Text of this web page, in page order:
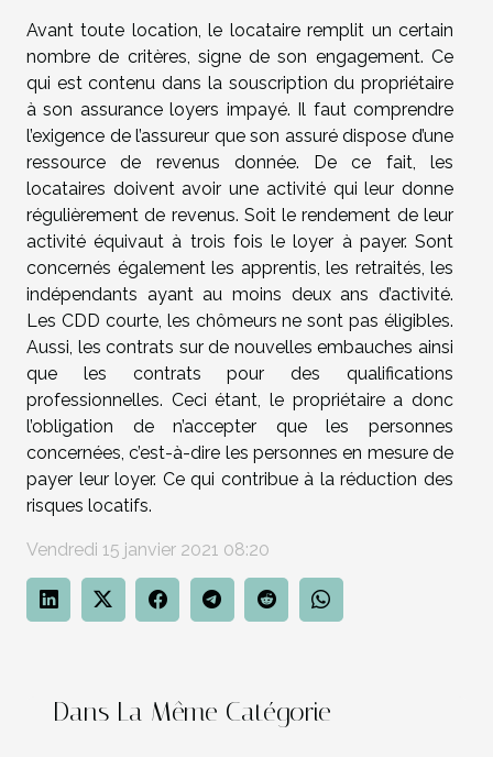
Avant toute location, le locataire remplit un certain
nombre de critères, signe de son engagement. Ce
qui est contenu dans la souscription du propriétaire
à son assurance loyers impayé. Il faut comprendre
l’exigence de l’assureur que son assuré dispose d’une
ressource de revenus donnée. De ce fait, les
locataires doivent avoir une activité qui leur donne
régulièrement de revenus. Soit le rendement de leur
activité équivaut à trois fois le loyer à payer. Sont
concernés également les apprentis, les retraités, les
indépendants ayant au moins deux ans d’activité.
Les CDD courte, les chômeurs ne sont pas éligibles.
Aussi, les contrats sur de nouvelles embauches ainsi
que les contrats pour des qualifications
professionnelles. Ceci étant, le propriétaire a donc
l’obligation de n’accepter que les personnes
concernées, c’est-à-dire les personnes en mesure de
payer leur loyer. Ce qui contribue à la réduction des
risques locatifs.
Vendredi 15 janvier 2021 08:20
Dans La Même Catégorie